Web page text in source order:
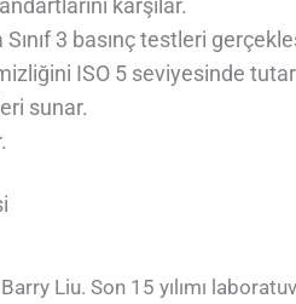
karşılar.
3 basınç testleri
ISO 5 seviyesinde
sunar.
Biyogüvenlik İzolatörü Çok
Biyogüvenlik İzolatör
Biyogüvenlik İzolatörü Çok
Biyogüvenlik İzolatörü Çok
Biyogüvenlik İzolatörü
Biyogüvenlik İzolatörü
Biyogüvenlik İzolatörü
Biyogüvenlik
Biyogüvenlik İzolatörü FAT
Liu. Son 15 yılımı